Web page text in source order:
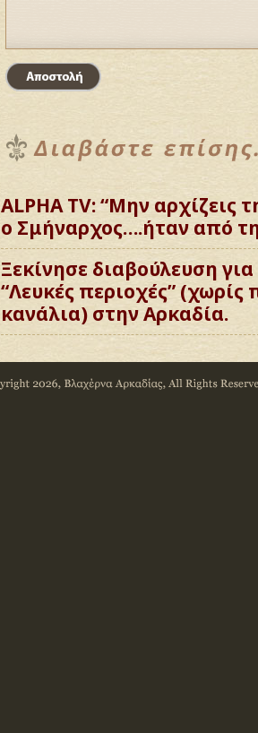
ALPHA TV: “Μην αρχίζεις
ο Σμήναρχος….ήταν από
Ξεκίνησε διαβούλευση
“Λευκές περιοχές”
κανάλια) στην Αρκαδία.